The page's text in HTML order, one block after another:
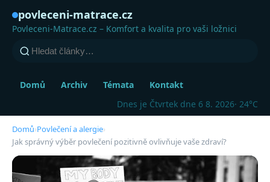
povleceni-matrace.cz
Povleceni-Matrace.cz – Komfort a kvalita pro vaši ložnici
Domů Archiv Témata
Kontakt
Dnes je Čtvrtek dne 6 8. 2026· 24°C
Domů›Povlečení a alergie›
Jak správný výběr povlečení pozitivně ovlivňuje vaše zdraví?